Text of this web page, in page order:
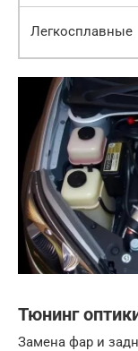
Легкосплавные
Тюнинг
Замена фар и